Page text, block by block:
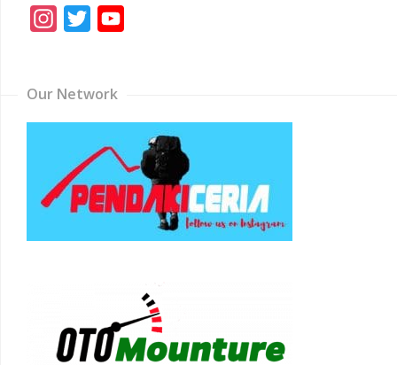
Instagram
Twitter
Our Network